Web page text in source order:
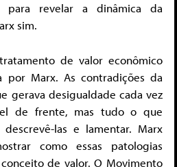
revelar a dinâmica da
sim.
de valor econômico
Marx. As contradições da
gerava desigualdade cada vez
de frente, mas tudo o que
las e lamentar. Marx
como essas patologias
de valor. O Movimento